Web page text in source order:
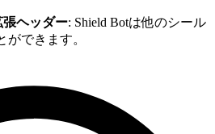
ヘッダー: Shield Botは他のシール
ができます。